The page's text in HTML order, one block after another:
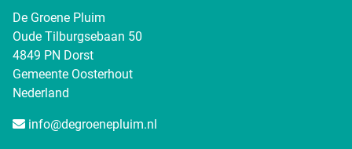
De Groene Pluim
Oude Tilburgsebaan 50
4849 PN Dorst
Gemeente Oosterhout
Nederland
info@degroenepluim.nl